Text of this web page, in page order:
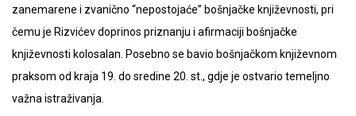
zanemarene i zvanično “nepostojaće” bošnjačke književnosti, pri
čemu je Rizvićev doprinos priznanju i afirmaciji bošnjačke
književnosti kolosalan. Posebno se bavio bošnjačkom književnom
praksom od kraja 19. do sredine 20. st., gdje je ostvario temeljno
važna istraživanja.